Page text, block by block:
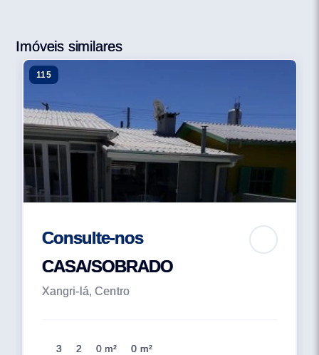
Imóveis similares
115
Consulte-nos
CASA/SOBRADO
Xangri-lá, Centro
3 2 0 m² 0 m²